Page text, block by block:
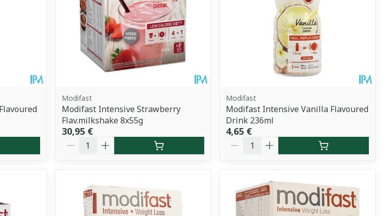
Modifast
Modifast Intensive Strawberry
Flav.milkshake 8x55g
30,95 €
Quantité
Modifast
Modifast Intensive Vanilla Flavoured
Drink 236ml
4,65 €
Quantité